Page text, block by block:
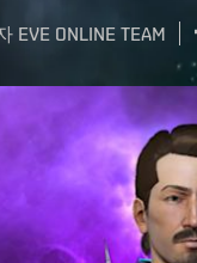
EVE ONLINE TEAM